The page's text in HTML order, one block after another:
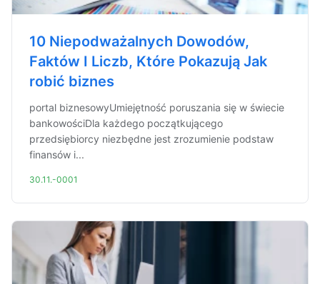
10 Niepodważalnych Dowodów,
Faktów I Liczb, Które Pokazują Jak
robić biznes
portal biznesowyUmiejętność poruszania się w świecie
bankowościDla każdego początkującego
przedsiębiorcy niezbędne jest zrozumienie podstaw
finansów i...
30.11.-0001